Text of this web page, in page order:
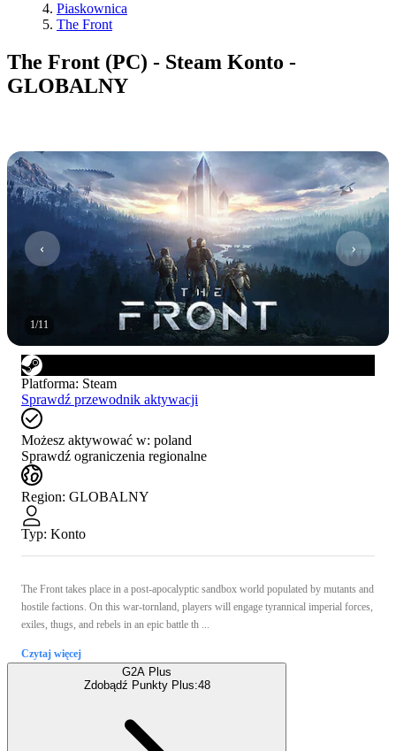
Piaskownica
The Front
The Front (PC) - Steam Konto -
GLOBALNY
1/11
Platforma: Steam
Sprawdź przewodnik aktywacji
Możesz aktywować w: poland
Sprawdź ograniczenia regionalne
Region: GLOBALNY
Typ: Konto
The Front takes place in a post-apocalyptic sandbox world populated by mutants and
hostile factions. On this war-tornland, players will engage tyrannical imperial forces,
exiles, thugs, and rebels in an epic battle th ...
Czytaj więcej
G2A Plus
Zdobądź Punkty Plus:48